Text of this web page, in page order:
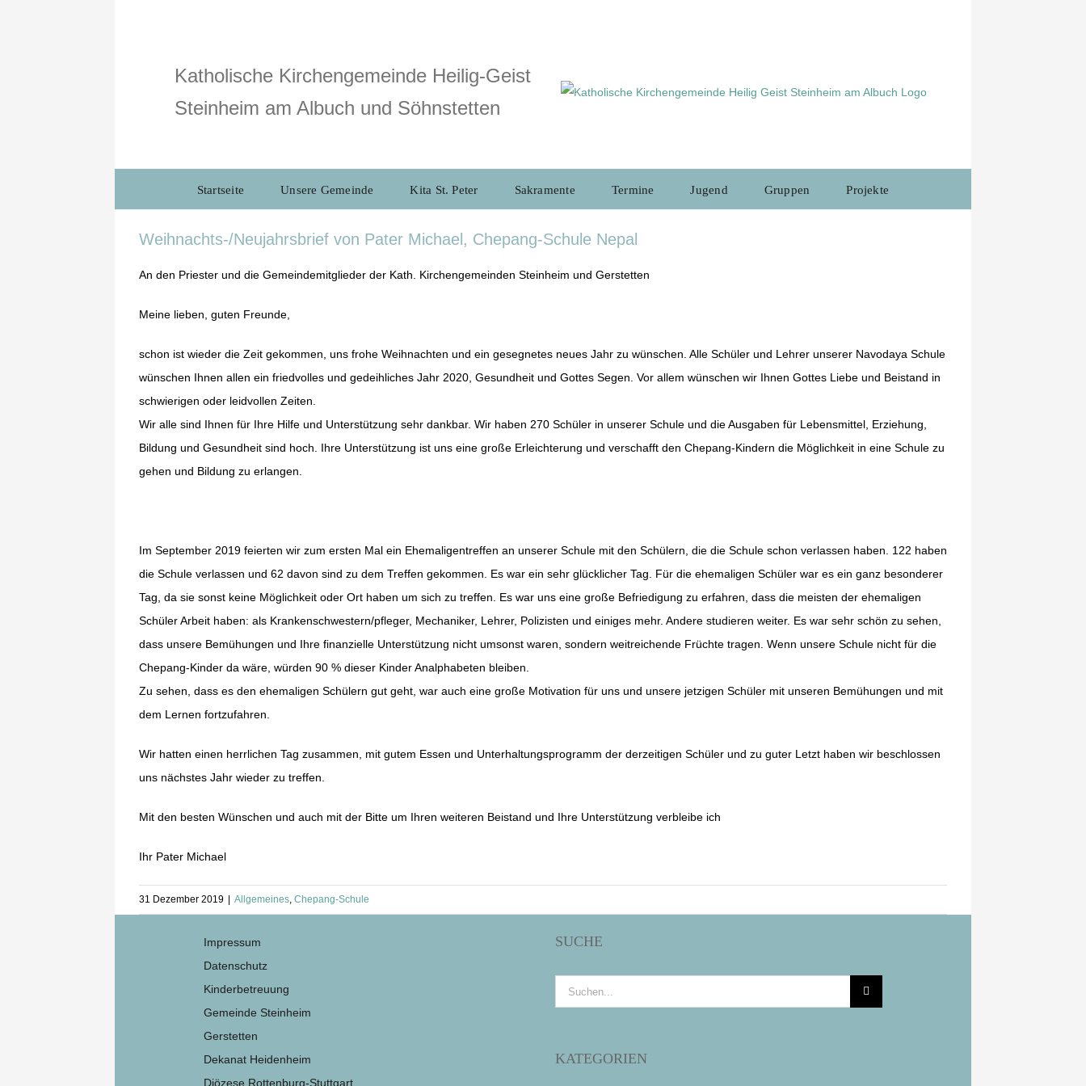
Katholische Kirchengemeinde Heilig-Geist
Steinheim am Albuch und Söhnstetten
Startseite Unsere Gemeinde Kita St. Peter Sakramente Termine Jugend Gruppen Projekte
Weihnachts-/Neujahrsbrief von Pater Michael, Chepang-Schule Nepal
An den Priester und die Gemeindemitglieder der Kath. Kirchengemeinden Steinheim und Gerstetten
Meine lieben, guten Freunde,
schon ist wieder die Zeit gekommen, uns frohe Weihnachten und ein gesegnetes neues Jahr zu wünschen. Alle Schüler und Lehrer unserer Navodaya Schule
wünschen Ihnen allen ein friedvolles und gedeihliches Jahr 2020, Gesundheit und Gottes Segen. Vor allem wünschen wir Ihnen Gottes Liebe und Beistand in
schwierigen oder leidvollen Zeiten.
Wir alle sind Ihnen für Ihre Hilfe und Unterstützung sehr dankbar. Wir haben 270 Schüler in unserer Schule und die Ausgaben für Lebensmittel, Erziehung,
Bildung und Gesundheit sind hoch. Ihre Unterstützung ist uns eine große Erleichterung und verschafft den Chepang-Kindern die Möglichkeit in eine Schule zu
gehen und Bildung zu erlangen.
Im September 2019 feierten wir zum ersten Mal ein Ehemaligentreffen an unserer Schule mit den Schülern, die die Schule schon verlassen haben. 122 haben
die Schule verlassen und 62 davon sind zu dem Treffen gekommen. Es war ein sehr glücklicher Tag. Für die ehemaligen Schüler war es ein ganz besonderer
Tag, da sie sonst keine Möglichkeit oder Ort haben um sich zu treffen. Es war uns eine große Befriedigung zu erfahren, dass die meisten der ehemaligen
Schüler Arbeit haben: als Krankenschwestern/pfleger, Mechaniker, Lehrer, Polizisten und einiges mehr. Andere studieren weiter. Es war sehr schön zu sehen,
dass unsere Bemühungen und Ihre finanzielle Unterstützung nicht umsonst waren, sondern weitreichende Früchte tragen. Wenn unsere Schule nicht für die
Chepang-Kinder da wäre, würden 90 % dieser Kinder Analphabeten bleiben.
Zu sehen, dass es den ehemaligen Schülern gut geht, war auch eine große Motivation für uns und unsere jetzigen Schüler mit unseren Bemühungen und mit
dem Lernen fortzufahren.
Wir hatten einen herrlichen Tag zusammen, mit gutem Essen und Unterhaltungsprogramm der derzeitigen Schüler und zu guter Letzt haben wir beschlossen
uns nächstes Jahr wieder zu treffen.
Mit den besten Wünschen und auch mit der Bitte um Ihren weiteren Beistand und Ihre Unterstützung verbleibe ich
Ihr Pater Michael
31 Dezember 2019 Allgemeines, Chepang-Schule
Impressum
Datenschutz
Kinderbetreuung
Gemeinde Steinheim
Gerstetten
Dekanat Heidenheim
Diözese Rottenburg-Stuttgart
SUCHE
Suche
nach:
KATEGORIEN